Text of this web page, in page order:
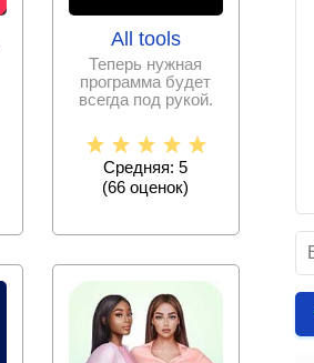
All tools
Теперь нужная
программа будет
всегда под рукой.
скачивать тысячи
Средняя: 5
(66 оценок)